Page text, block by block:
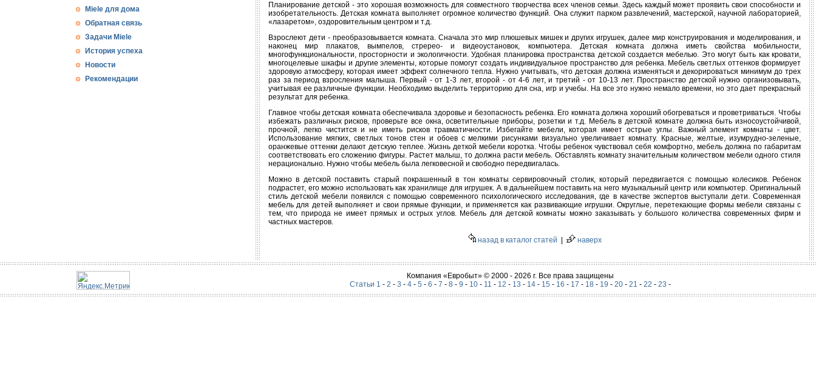
Miele для дома
Обратная связь
Задачи Miele
История успеха
Новости
Рекомендации
Планирование детской - это хорошая возможность для совместного творчества всех членов семьи. Здесь каждый может проявить свои способности и
изобретательность. Детская комната выполняет огромное количество функций. Она служит парком развлечений, мастерской, научной лабораторией,
«лазаретом», оздоровительным центром и т.д.
Взрослеют дети - преобразовывается комната. Сначала это мир плюшевых мишек и других игрушек, далее мир конструирования и моделирования, и
наконец мир плакатов, вымпелов, стререо- и видеоустановок, компьютера. Детская комната должна иметь свойства мобильности,
многофункциональности, просторности и экологичности. Удобная планировка пространства детской создается мебелью. Это могут быть как кровати,
многоцелевые шкафы и другие элементы, которые помогут создать индивидуальное пространство для ребенка. Мебель светлых оттенков формирует
здоровую атмосферу, которая имеет эффект солнечного тепла. Нужно учитывать, что детская должна изменяться и декорироваться минимум до трех
раз за период взросления малыша. Первый - от 1-3 лет, второй - от 4-6 лет, и третий - от 10-13 лет. Пространство детской нужно организовывать,
учитывая ее различные функции. Необходимо выделить территорию для сна, игр и учебы. На все это нужно немало времени, но это дает прекрасный
результат для ребенка.
Главное чтобы детская комната обеспечивала здоровье и безопасность ребенка. Его комната должна хороший обогреваться и проветриваться. Чтобы
избежать различных рисков, проверьте все окна, осветительные приборы, розетки и т.д. Мебель в детской комнате должна быть износоустойчивой,
прочной, легко чистится и не иметь рисков травматичности. Избегайте мебели, которая имеет острые углы. Важный элемент комнаты - цвет.
Использование мягких, светлых тонов стен и обоев с мелкими рисунками визуально увеличивает комнату. Красные, желтые, изумрудно-зеленые,
оранжевые оттенки делают детскую теплее. Жизнь деткой мебели коротка. Чтобы ребенок чувствовал себя комфортно, мебель должна по габаритам
соответствовать его сложению фигуры. Растет малыш, то должна расти мебель. Обставлять комнату значительным количеством мебели одного стиля
нерационально. Нужно чтобы мебель была легковесной и свободно передвигалась.
Можно в детской поставить старый покрашенный в тон комнаты сервировочный столик, который передвигается с помощью колесиков. Ребенок
подрастет, его можно использовать как хранилище для игрушек. А в дальнейшем поставить на него музыкальный центр или компьютер. Оригинальный
стиль детской мебели появился с помощью современного психологического исследования, где в качестве экспертов выступали дети. Современная
мебель для детей выполняет и свои прямые функции, и применяется как развивающие игрушки. Округлые, перетекающие формы мебели связаны с
тем, что природа не имеет прямых и острых углов. Мебель для детской комнаты можно заказывать у большого количества современных фирм и
частных мастеров.
назад в каталог статей наверх
Компания «Евробыт» © 2000 - 2026 г. Все права защищены
Статьи 1 - 2 - 3 - 4- 5 - 6 - 7 - 8- 9 - 10- 11 - 12 - 13 - 14- 15 - 16 - 17 - 18- 19 - 20- 21 - 22 - 23 -